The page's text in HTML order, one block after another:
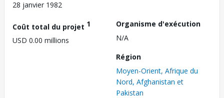
28 janvier 1982
Coût total du projet 1
USD 0.00 millions
Organisme d'exécution
N/A
Région
Moyen-Orient, Afrique du
Nord, Afghanistan et
Pakistan